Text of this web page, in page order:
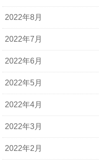
2022年8月
2022年7月
2022年6月
2022年5月
2022年4月
2022年3月
2022年2月